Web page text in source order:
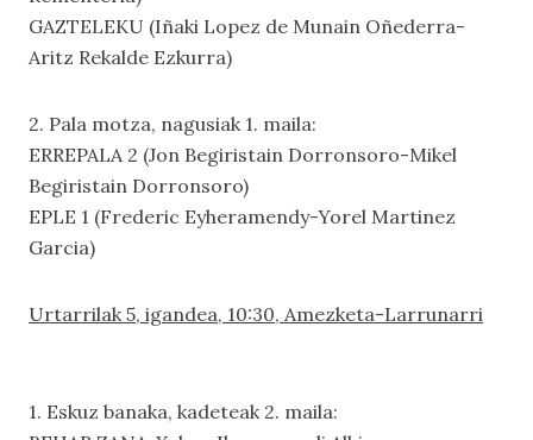
GAZTELEKU (Iñaki Lopez de Munain Oñederra-
Aritz Rekalde Ezkurra)
2. Pala motza, nagusiak 1. maila:
ERREPALA 2 (Jon Begiristain Dorronsoro-Mikel
Begiristain Dorronsoro)
EPLE 1 (Frederic Eyheramendy-Yorel Martinez
Garcia)
Urtarrilak 5, igandea, 10:30, Amezketa-Larrunarri
1. Eskuz banaka, kadeteak 2. maila: